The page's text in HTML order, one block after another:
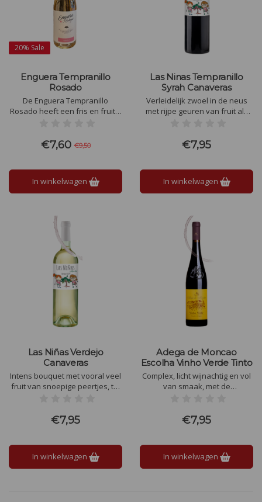
20% Sale
Enguera Tempranillo
Rosado
De Enguera Tempranillo
Rosado heeft een fris en fruitig
frambozen, lichte
citrusnuances, en een
€7,60 €9,50
In winkelwagen
Las Ninas Tempranillo
Syrah Canaveras
Verleidelijk zwoel in de neus
met rijpe geuren van fruit als
lichte body en is erg
toegankelijk, makkelijk
€7,95
In winkelwagen
Las Niñas Verdejo
Canaveras
Intens bouquet met vooral veel
fruit van snoepige peertjes, tot
combinatie van een lichte
bloemigheid en fijne kruiden
€7,95
In winkelwagen
Adega de Moncao
Escolha Vinho Verde Tinto
Complex, licht wijnachtig en vol
van smaak, met de
zoals wij deze kennen van de
Vinho Verde.
€7,95
In winkelwagen